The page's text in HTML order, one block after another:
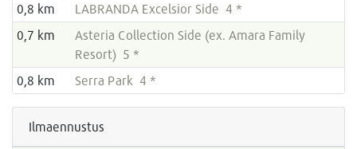
0,8 km
LABRANDA Excelsior Side 4 *
0,7 km
Asteria Collection Side (ex. Amara Family
Resort) 5 *
0,8 km
Serra Park 4 *
Ilmaennustus